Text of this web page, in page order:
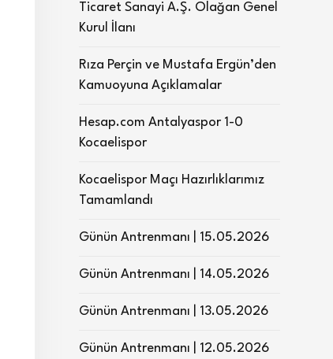
Ticaret Sanayi A.Ş. Olağan Genel
Kurul İlanı
Rıza Perçin ve Mustafa Ergün’den
Kamuoyuna Açıklamalar
Hesap.com Antalyaspor 1-0
Kocaelispor
Kocaelispor Maçı Hazırlıklarımız
Tamamlandı
Günün Antrenmanı | 15.05.2026
Günün Antrenmanı | 14.05.2026
Günün Antrenmanı | 13.05.2026
Günün Antrenmanı | 12.05.2026